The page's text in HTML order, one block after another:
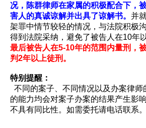
况，陈群律师在家属的积极配合下，
害人的真诚谅解并出具了谅解书。 并
架罪中情节较轻的情况，与法院积极
得到法院采纳，避免了被告人在10年
最后被告人在5-10年的范围内量刑，
判2年以上徒刑。
特别提醒：
不同的案子、不同情况以及办案律师
的能力均会对案子办案的结果产生影
不具有同比性。如需委托请电话联系。